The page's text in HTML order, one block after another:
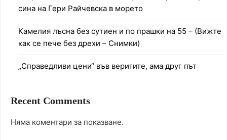
сина на Гери Райчевска в морето
Камелия лъсна без сутиен и по прашки на 55 – (Вижте
как се пече без дрехи – Снимки)
„Справедливи цени“ във веригите, ама друг път
Recent Comments
Няма коментари за показване.